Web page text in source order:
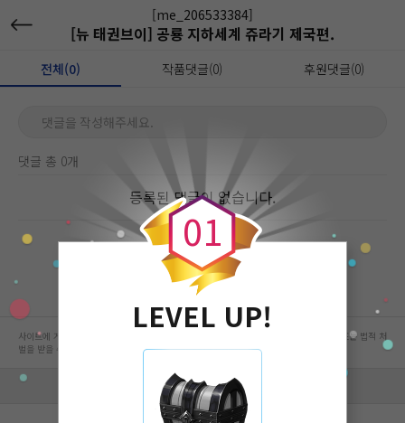
[me_206533384]
[뉴 태권브이] 공룡 지하세계 쥬라기 제국편.
전체(0) 작품댓글(0) 후원댓글(0)
댓글을 작성해주세요.
댓글 총 0개
등록된 댓글이 없습니다.
0
0
1
LEVEL UP!
사이트에 게시된 컨텐츠는 저작권자의 권리가 있는 컨텐츠로서 무단 복제, 전송, 수정, 배포는 법적 처
벌을 받을 수 있습니다.
회사 정보 자세히 보기